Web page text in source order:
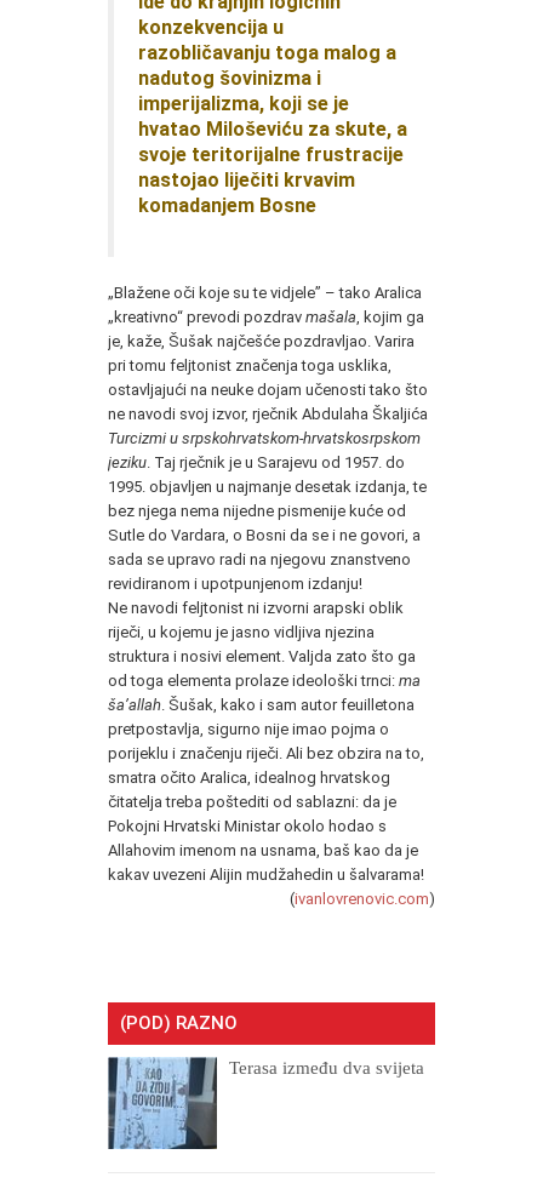
konzekvencija u
razobličavanju toga malog a
nadutog šovinizma i
imperijalizma, koji se je
hvatao Miloševiću za skute, a
svoje teritorijalne frustracije
nastojao liječiti krvavim
komadanjem Bosne
„Blažene oči koje su te vidjele” – tako Aralica
„kreativno“ prevodi pozdrav mašala , kojim ga
je, kaže, Šušak najčešće pozdravljao. Varira
pri tomu feljtonist značenja toga usklika,
ostavljajući na neuke dojam učenosti tako što
ne navodi svoj izvor, rječnik Abdulaha Škaljića
Turcizmi u srpskohrvatskom-hrvatskosrpskom
jeziku . Taj rječnik je u Sarajevu od 1957. do
1995. objavljen u najmanje desetak izdanja, te
bez njega nema nijedne pismenije kuće od
Sutle do Vardara, o Bosni da se i ne govori, a
sada se upravo radi na njegovu znanstveno
revidiranom i upotpunjenom izdanju!
Ne navodi feljtonist ni izvorni arapski oblik
riječi, u kojemu je jasno vidljiva njezina
struktura i nosivi element. Valjda zato što ga
od toga elementa prolaze ideološki trnci: ma
ša’allah . Šušak, kako i sam autor feuilletona
pretpostavlja, sigurno nije imao pojma o
porijeklu i značenju riječi. Ali bez obzira na to,
smatra očito Aralica, idealnog hrvatskog
čitatelja treba poštediti od sablazni: da je
Pokojni Hrvatski Ministar okolo hodao s
Allahovim imenom na usnama, baš kao da je
kakav uvezeni Alijin mudžahedin u šalvarama!
(ivanlovrenovic.com)
(POD) RAZNO
Terasa između dva svijeta